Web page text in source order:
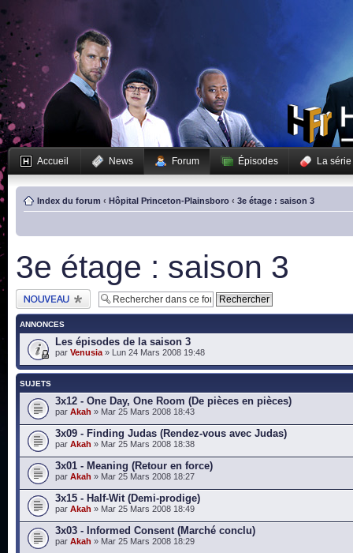
Accueil News Forum Épisodes La série
Index du forum ‹ Hôpital Princeton-Plainsboro ‹ 3e étage : saison 3
3e étage : saison 3
Publier un nouveau
sujet
ANNONCES
Les épisodes de la saison 3
par Venusia » Lun 24 Mars 2008 19:48
SUJETS
3x12 - One Day, One Room (De pièces en pièces)
par Akah » Mar 25 Mars 2008 18:43
3x09 - Finding Judas (Rendez-vous avec Judas)
par Akah » Mar 25 Mars 2008 18:38
3x01 - Meaning (Retour en force)
par Akah » Mar 25 Mars 2008 18:27
3x15 - Half-Wit (Demi-prodige)
par Akah » Mar 25 Mars 2008 18:49
3x03 - Informed Consent (Marché conclu)
par Akah » Mar 25 Mars 2008 18:29